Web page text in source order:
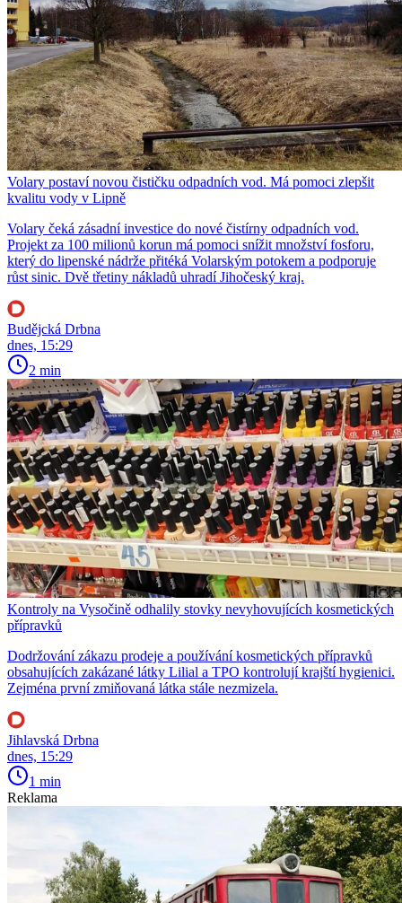
Volary postaví novou čističku odpadních vod. Má pomoci zlepšit
kvalitu vody v Lipně
Volary čeká zásadní investice do nové čistírny odpadních vod.
Projekt za 100 milionů korun má pomoci snížit množství fosforu,
který do lipenské nádrže přitéká Volarským potokem a podporuje
růst sinic. Dvě třetiny nákladů uhradí Jihočeský kraj.
Budějcká Drbna
dnes, 15:29
2 min
Kontroly na Vysočině odhalily stovky nevyhovujících kosmetických
přípravků
Dodržování zákazu prodeje a používání kosmetických přípravků
obsahujících zakázané látky Lilial a TPO kontrolují krajští hygienici.
Zejména první zmiňovaná látka stále nezmizela.
Jihlavská Drbna
dnes, 15:29
1 min
Reklama